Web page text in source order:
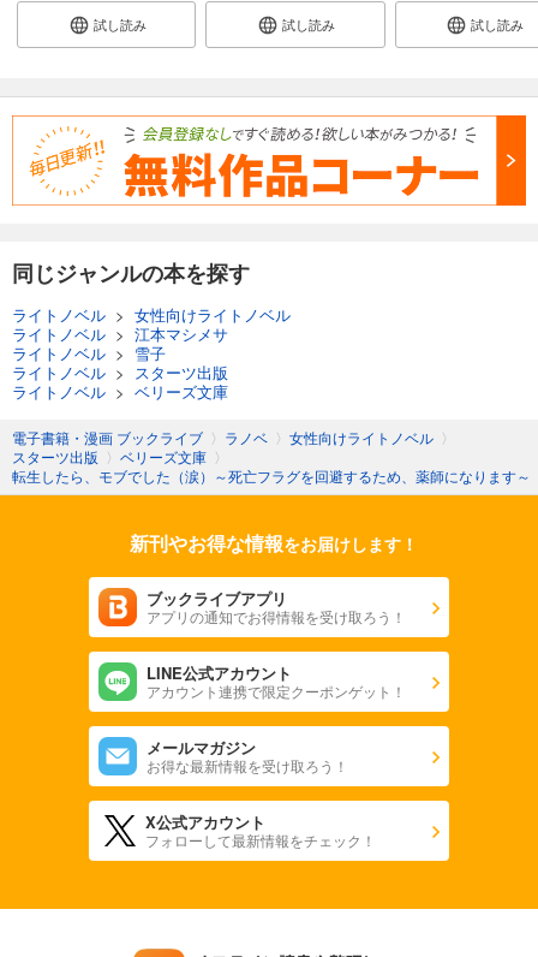
試し読み 試し読み 試し読み
同じジャンルの本を探す
ライトノベル > 女性向けライトノベル
ライトノベル > 江本マシメサ
ライトノベル > 雪子
ライトノベル >
スターツ出版
ライトノベル > ベリーズ文庫
電子書籍・漫画 ブックライブ 〉 ラノベ 〉 女性向けライトノベル 〉
スターツ出版 〉 ベリーズ文庫 〉
転生したら、モブでした（涙）～死亡フラグを回避するため、薬師になります～
新刊やお得な情報をお届けします！
ブックライブアプリ
アプリの通知でお得情報を受け取ろう！
LINE公式アカウント
アカウント連携で限定クーポンゲット！
メールマガジン
お得な最新情報を受け取ろう！
X公式アカウント
フォローして最新情報をチェック！